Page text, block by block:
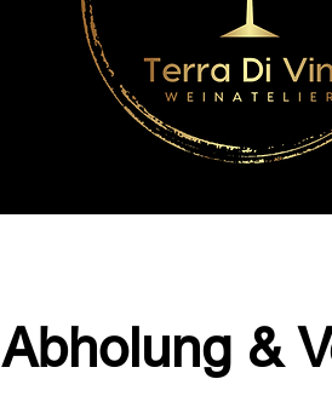
Abholung &